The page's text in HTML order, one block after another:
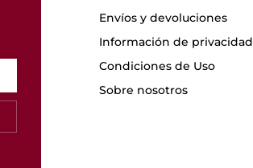
Envíos y devoluciones
Información de privacidad
Condiciones de Uso
Sobre nosotros